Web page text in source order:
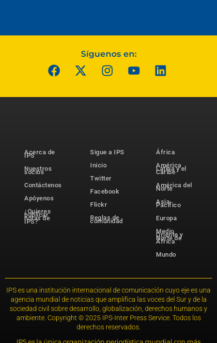
Síguenos en:
Acerca de
IPS
Nuestros
socios
Contáctenos
Apóyenos
¿Quieres
publicar
notas de
IPS?
Sigue a IPS
Inicio
Twitter
Facebook
Flickr
Reglas de
comunidad
África
América
Latina y el
Caribe
América del
Norte
Asia-
Pacífico
Europa
Medio
Oriente y
Norte de
África
Mundo
IPS es una institución internacional de comunicación cuyo eje es una
agencia mundial de noticias que amplifica las voces del Sur y de la
sociedad civil sobre desarrollo, globalización, derechos humanos y
ambiente. Copyright © 2025 IPS-Inter Press Service. Todos los
derechos reservados.